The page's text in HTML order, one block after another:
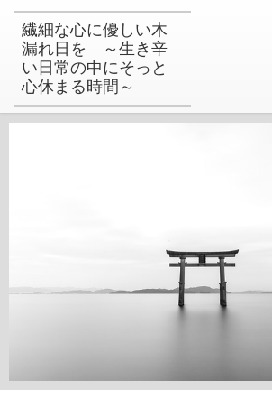
繊細な心に優しい木
漏れ日を ～生き辛
い日常の中にそっと
心休まる時間～